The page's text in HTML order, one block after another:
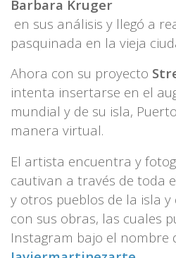
Barbara Kruger
en sus análisis y llegó a
pasquinada en la vieja
Ahora con su proyecto
intenta insertarse en el
mundial y de su isla,
manera virtual.
El artista encuentra y
cautivan a través de toda
y otros pueblos de la isla
con sus obras, las cuales
Instagram bajo el nombre